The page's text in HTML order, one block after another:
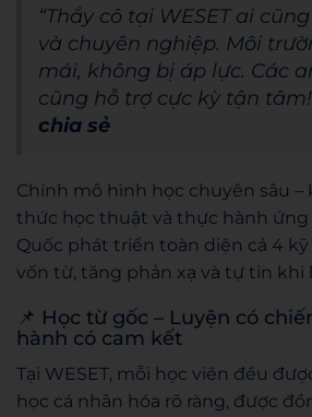
“Thầy cô tại WESET ai
và chuyên nghiệp. Môi
mái, không bị áp lực. Các
cũng hỗ trợ cực kỳ tận
chia sẻ
Chính mô hình học chuyên sâu –
thức học thuật và thực hành ứng
Quốc phát triển toàn diện cả 4
vốn từ, tăng phản xạ và tự tin khi
📌 Học từ gốc – Luyện có
hành có cam kết
Tại WESET, mỗi học viên đều
học cá nhân hóa rõ ràng, được